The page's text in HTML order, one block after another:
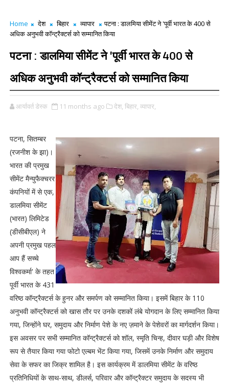
Home देश बिहार व्यापार
पटना : डालमिया सीमेंट ने 'पूर्वी भारत के 400 से
अधिक अनुभवी कॉन्ट्रैक्टर्स को सम्मानित किया
पटना : डालमिया सीमेंट ने 'पूर्वी भारत के 400 से
अधिक अनुभवी कॉन्ट्रैक्टर्स को सम्मानित किया
आर्यावर्त डेस्क 11 months ago देश, बिहार, व्यापार,
पटना, सितम्बर
(रजनीश के झा)।
भारत की प्रमुख
सीमेंट मैन्युफैक्चरर
कंपनियों में से एक,
डालमिया सीमेंट
(भारत) लिमिटेड
(डीसीबीएल) ने
अपनी प्रमुख पहल
आप हैं सच्चे
विश्वकर्मा' के तहत
पूर्वी भारत के 431
वरिष्ठ कॉन्ट्रैक्टर्स के हुनर और समर्पण को सम्मानित किया। इसमें बिहार के 110
अनुभवी कॉन्ट्रैक्टर्स को खास तौर पर उनके दशकों लंबे योगदान के लिए सम्मानित किया
गया, जिन्होंने घर, समुदाय और निर्माण पेशे के नए ज़माने के पेशेवरों का मार्गदर्शन किया।
इस अवसर पर सभी सम्मानित कॉन्ट्रैक्टर्स को शॉल, स्मृति चिन्ह, दीवार घड़ी और विशेष
रूप से तैयार किया गया फोटो एल्बम भेंट किया गया, जिसमें उनके निर्माण और समुदाय
सेवा के सफर का जिक्र शामिल है। इस कार्यक्रम में डालमिया सीमेंट के वरिष्ठ
प्रतिनिधियों के साथ-साथ, डीलर्स, परिवार और कॉन्ट्रैक्टर समुदाय के सदस्य भी